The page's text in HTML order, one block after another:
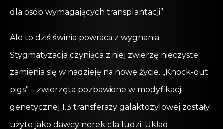
dla osób wymagających transplantacji”.
Ale to dziś świnia powraca z wygnania.
Stygmatyzacja czyniąca z niej zwierzę nieczyste
zamienia się w nadzieję na nowe życie. „Knock-out
pigs” – zwierzęta pozbawione w modyfikacji
genetycznej 1.3 transferazy galaktozylowej zostały
użyte jako dawcy nerek dla ludzi. Układ